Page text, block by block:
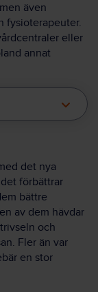
även
fysioterapeuter.
eller
annat
det nya
förbättrar
bättre
av dem hävdar
och
Fler än var
en stor